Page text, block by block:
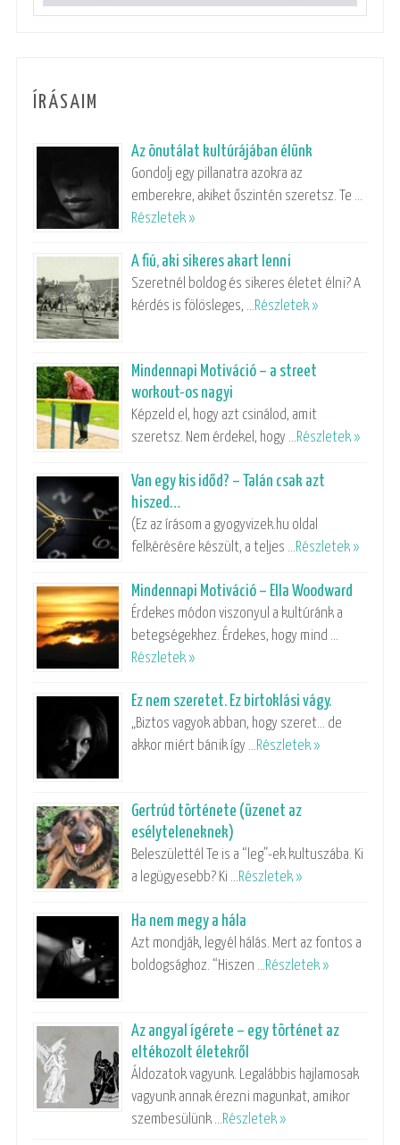
ÍRÁSAIM
Az önutálat kultúrájában élünk
Gondolj egy pillanatra azokra az
emberekre, akiket őszintén szeretsz. Te …
Részletek »
A fiú, aki sikeres akart lenni
Szeretnél boldog és sikeres életet élni? A
kérdés is fölösleges, …Részletek »
Mindennapi Motiváció – a street
workout-os nagyi
Képzeld el, hogy azt csinálod, amit
szeretsz. Nem érdekel, hogy …Részletek »
Van egy kis időd? – Talán csak azt
hiszed…
(Ez az írásom a gyogyvizek.hu oldal
felkérésére készült, a teljes …Részletek »
Mindennapi Motiváció – Ella Woodward
Érdekes módon viszonyul a kultúránk a
betegségekhez. Érdekes, hogy mind …
Részletek »
Ez nem szeretet. Ez birtoklási vágy.
„Biztos vagyok abban, hogy szeret… de
akkor miért bánik így …Részletek »
Gertrúd története (üzenet az
esélyteleneknek)
Beleszülettél Te is a “leg”-ek kultuszába. Ki
a legügyesebb? Ki …Részletek »
Ha nem megy a hála
Azt mondják, legyél hálás. Mert az fontos a
boldogsághoz. “Hiszen …Részletek »
Az angyal ígérete – egy történet az
eltékozolt életekről
Áldozatok vagyunk. Legalábbis hajlamosak
vagyunk annak érezni magunkat, amikor
szembesülünk …Részletek »